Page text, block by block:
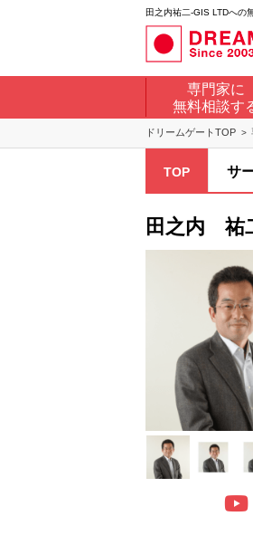
田之内祐二-GIS LTDへの
専門家に
無料相談す
ドリームゲートTOP
TOP サ
田之内 祐